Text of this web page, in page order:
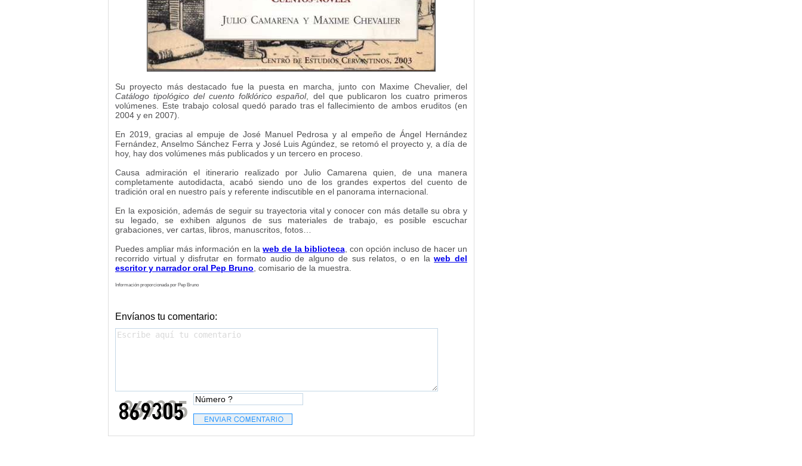
Su proyecto más destacado fue la puesta en marcha, junto con Maxime Chevalier, del
Catálogo tipológico del cuento folklórico español, del que publicaron los cuatro primeros
volúmenes. Este trabajo colosal quedó parado tras el fallecimiento de ambos eruditos (en
2004 y en 2007).
En 2019, gracias al empuje de José Manuel Pedrosa y al empeño de Ángel Hernández
Fernández, Anselmo Sánchez Ferra y José Luis Agúndez, se retomó el proyecto y, a día de
hoy, hay dos volúmenes más publicados y un tercero en proceso.
Causa admiración el itinerario realizado por Julio Camarena quien, de una manera
completamente autodidacta, acabó siendo uno de los grandes expertos del cuento de
tradición oral en nuestro país y referente indiscutible en el panorama internacional.
En la exposición, además de seguir su trayectoria vital y conocer con más detalle su obra y
su legado, se exhiben algunos de sus materiales de trabajo, es posible escuchar
grabaciones, ver cartas, libros, manuscritos, fotos…
Puedes ampliar más información en laweb de la biblioteca, con opción incluso de hacer un
recorrido virtual y disfrutar en formato audio de alguno de sus relatos, o en laweb del
escritor y narrador oral Pep Bruno , comisario de la muestra.
Información proporcionada por Pep Bruno
Envíanos tu comentario: